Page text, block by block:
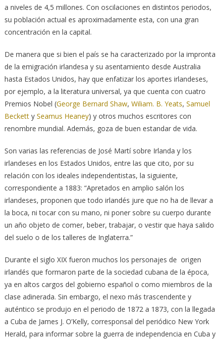
a niveles de 4,5 millones. Con oscilaciones en distintos periodos,
su población actual es aproximadamente esta, con una gran
concentración en la capital.
De manera que si bien el país se ha caracterizado por la impronta
de la emigración irlandesa y su asentamiento desde Australia
hasta Estados Unidos, hay que enfatizar los aportes irlandeses,
por ejemplo, a la literatura universal, ya que cuenta con cuatro
Premios Nobel (George Bernard Shaw, Wiliam. B. Yeats, Samuel
Becketty Seamus Heaney) y otros muchos escritores con
renombre mundial. Además, goza de buen estandar de vida.
Son varias las referencias de José Martí sobre Irlanda y los
irlandeses en los Estados Unidos, entre las que cito, por su
relación con los ideales independentistas, la siguiente,
correspondiente a 1883: “Apretados en amplio salón los
irlandeses, proponen que todo irlandés jure que no ha de llevar a
la boca, ni tocar con su mano, ni poner sobre su cuerpo durante
un año objeto de comer, beber, trabajar, o vestir que haya salido
del suelo o de los talleres de Inglaterra.”
Durante el siglo XIX fueron muchos los personajes de origen
irlandés que formaron parte de la sociedad cubana de la época,
ya en altos cargos del gobierno español o como miembros de la
clase adinerada. Sin embargo, el nexo más trascendente y
auténtico se produjo en el periodo de 1872 a 1873, con la llegada
a Cuba de James J. O’Kelly, corresponsal del periódico New York
Herald, para informar sobre la guerra de independencia en Cuba y